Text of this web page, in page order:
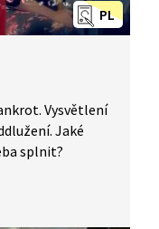
PL
Vysvětlení
Jaké
splnit?